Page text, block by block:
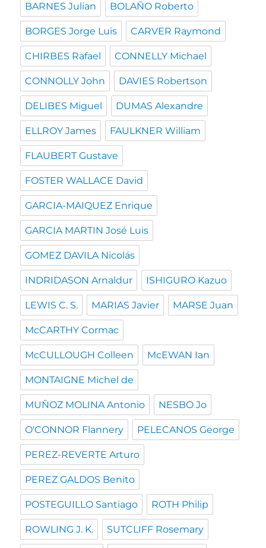
BARNES Julian BOLAÑO Roberto
BORGES Jorge Luis CARVER Raymond
CHIRBES Rafael CONNELLY Michael
CONNOLLY John DAVIES Robertson
DELIBES Miguel DUMAS Alexandre
ELLROY James FAULKNER William
FLAUBERT Gustave
FOSTER WALLACE David
GARCIA-MAIQUEZ Enrique
GARCIA MARTIN José Luis
GOMEZ DAVILA Nicolás
INDRIDASON Arnaldur ISHIGURO Kazuo
LEWIS C. S. MARIAS Javier MARSE Juan
McCARTHY Cormac
McCULLOUGH Colleen McEWAN Ian
MONTAIGNE Michel de
MUÑOZ MOLINA Antonio NESBO Jo
O'CONNOR Flannery PELECANOS George
PEREZ-REVERTE Arturo
PEREZ GALDOS Benito
POSTEGUILLO Santiago ROTH Philip
ROWLING J. K. SUTCLIFF Rosemary